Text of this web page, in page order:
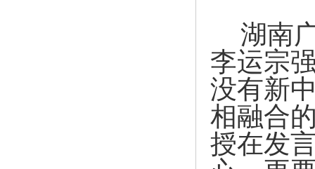
湖南
李运宗
没有新
相融合
授在发